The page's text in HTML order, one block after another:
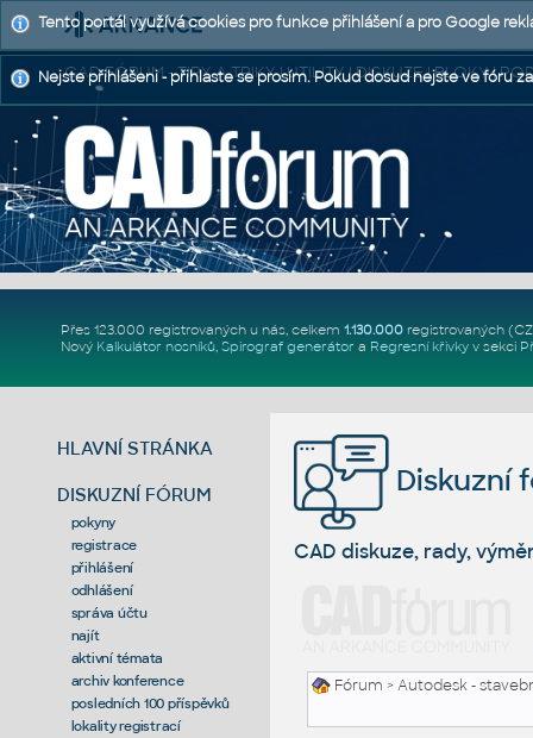
CAD FÓRUM - TIPY A TRIKY | UTILITY | DISKUZE | BLOKY |
Přes 123.000 registrovaných u nás, celkem 1.130.000registrovaných
Nový Kalkulátor nosníků, Spirograf generátor a Regresní křivkyv sekci
HLAVNÍ STRÁNKA
DISKUZNÍ FÓRUM
pokyny
registrace
přihlášení
odhlášení
správa účtu
najít
aktivní témata
archiv konference
posledních 100 příspěvků
lokality registrací
Diskuzní
CAD diskuze, rady,
Fórum >Autodesk -
Tento portál využívá cookies pro funkce přihlášení a pro Google
Nejste přihlášeni - přihlaste se prosím. Pokud dosud nejste ve fóru